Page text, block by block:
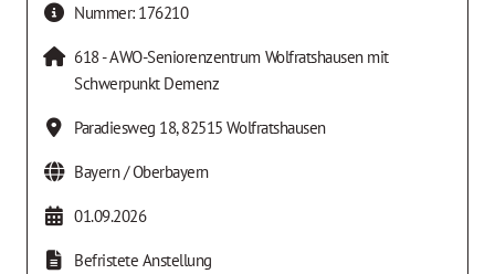
Nummer: 176210
618 - AWO-Seniorenzentrum Wolfratshausen mit
Schwerpunkt Demenz
Paradiesweg 18,82515 Wolfratshausen
Bayern / Oberbayern
01.09.2026
Befristete Anstellung